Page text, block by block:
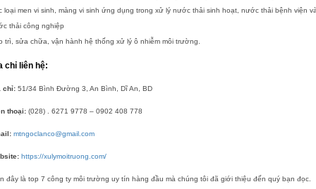
loại men vi sinh, màng vi sinh ứng dụng trong xử lý nước thải sinh hoạt, nước thải bệnh viện
thải công nghiệp
trì, sửa chữa, vận hành hệ thống xử lý ô nhiễm môi trường.
chỉ liên hệ:
chỉ: 51/34 Bình Đường 3, An Bình, Dĩ An, BD
thoại: (028) . 6271 9778 – 0902 408 778
mtngoclanco@gmail.com
https://xulymoitruong.com/
đây là top 7 công ty môi trường uy tín hàng đầu mà chúng tôi đã giới thiệu đến quý bạn đọc.